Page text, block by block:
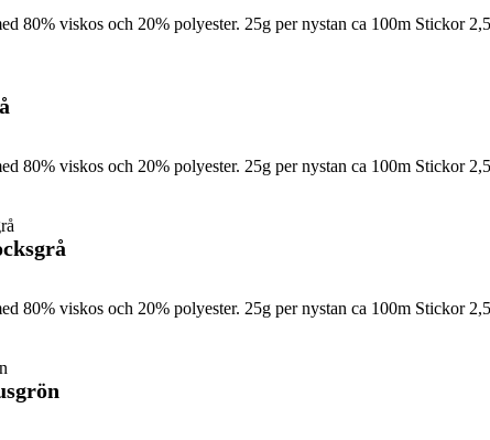
80% viskos och 20% polyester. 25g per nystan ca 100m Stickor
80% viskos och 20% polyester. 25g per nystan ca 100m Stickor
80% viskos och 20% polyester. 25g per nystan ca 100m Stickor